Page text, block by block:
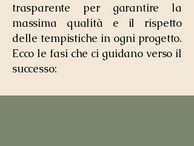
trasparente per garantire la
massima qualità e il rispetto
delle tempistiche in ogni progetto.
Ecco le fasi che ci guidano verso il
successo: